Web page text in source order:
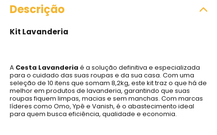
Descrição
Kit Lavanderia
A Cesta Lavanderia é a solução definitiva e especializada
para o cuidado das suas roupas e da sua casa. Com uma
seleção de 10 itens que somam 8,2kg, este kit traz o que há de
melhor em produtos de lavanderia, garantindo que suas
roupas fiquem limpas, macias e sem manchas. Com marcas
líderes como Omo, Ypê e Vanish, é o abastecimento ideal
para quem busca eficiência, qualidade e economia.